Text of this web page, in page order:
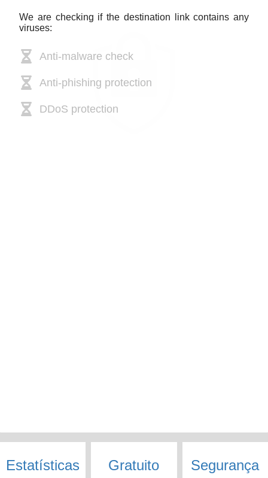
We are checking if the destination link contains any
viruses:
Anti-malware check
Anti-phishing protection
DDoS protection
Estatísticas Gratuito Segurança